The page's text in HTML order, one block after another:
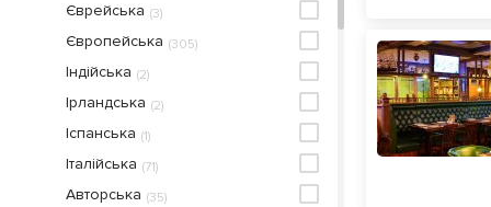
(3)
Єврейська
(305)
Європейська
(2)
Індійська
(2)
Ірландська
(1)
Іспанська
(71)
Італійська
(35)
Авторська